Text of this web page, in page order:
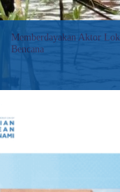
Memberdayakan Aktor
Bencana
Pelibatan aktor lokal
kuat dengan adanya
konsep Resiliensi
Baca selengkapnya>>:
Actors